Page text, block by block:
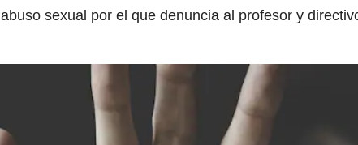
abuso sexual por el que denuncia al profesor y